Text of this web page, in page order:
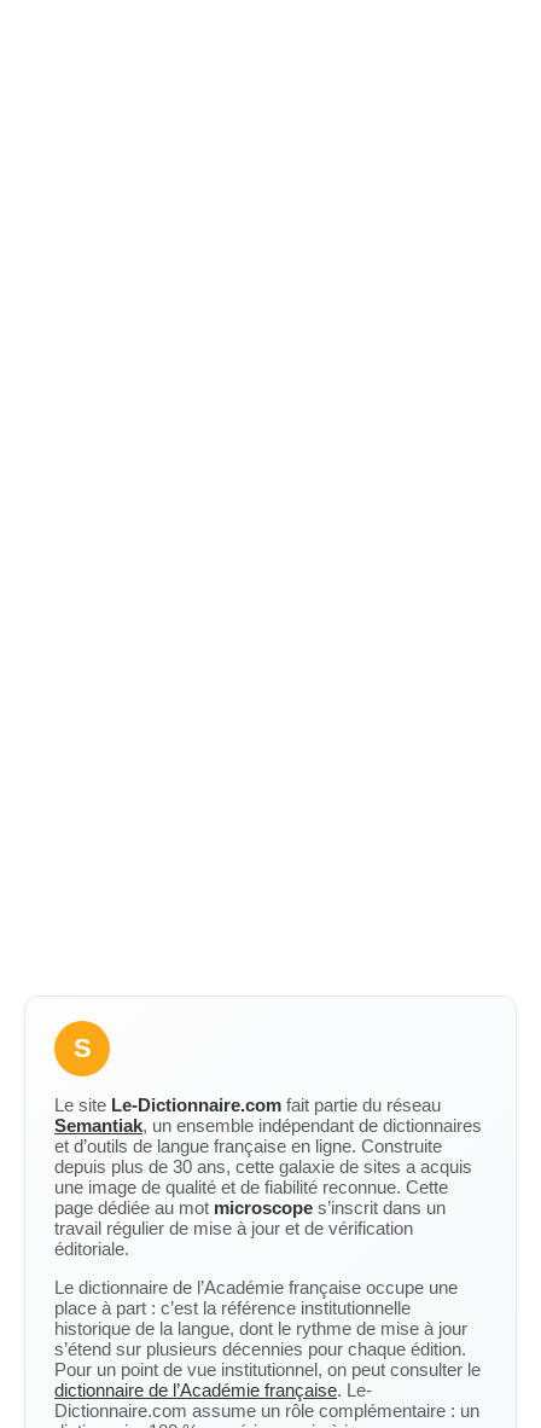
S
Le site Le-Dictionnaire.com fait partie du réseau
Semantiak, un ensemble indépendant de dictionnaires
et d’outils de langue française en ligne. Construite
depuis plus de 30 ans, cette galaxie de sites a acquis
une image de qualité et de fiabilité reconnue. Cette
page dédiée au mot microscope s’inscrit dans un
travail régulier de mise à jour et de vérification
éditoriale.
Le dictionnaire de l’Académie française occupe une
place à part : c’est la référence institutionnelle
historique de la langue, dont le rythme de mise à jour
s’étend sur plusieurs décennies pour chaque édition.
Pour un point de vue institutionnel, on peut consulter le
dictionnaire de l’Académie française. Le-
Dictionnaire.com assume un rôle complémentaire : un